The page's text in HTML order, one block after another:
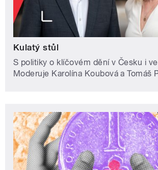
Kulatý stůl
S politiky o klíčovém dění v Česku i
Moderuje Karolína Koubová a Tomáš